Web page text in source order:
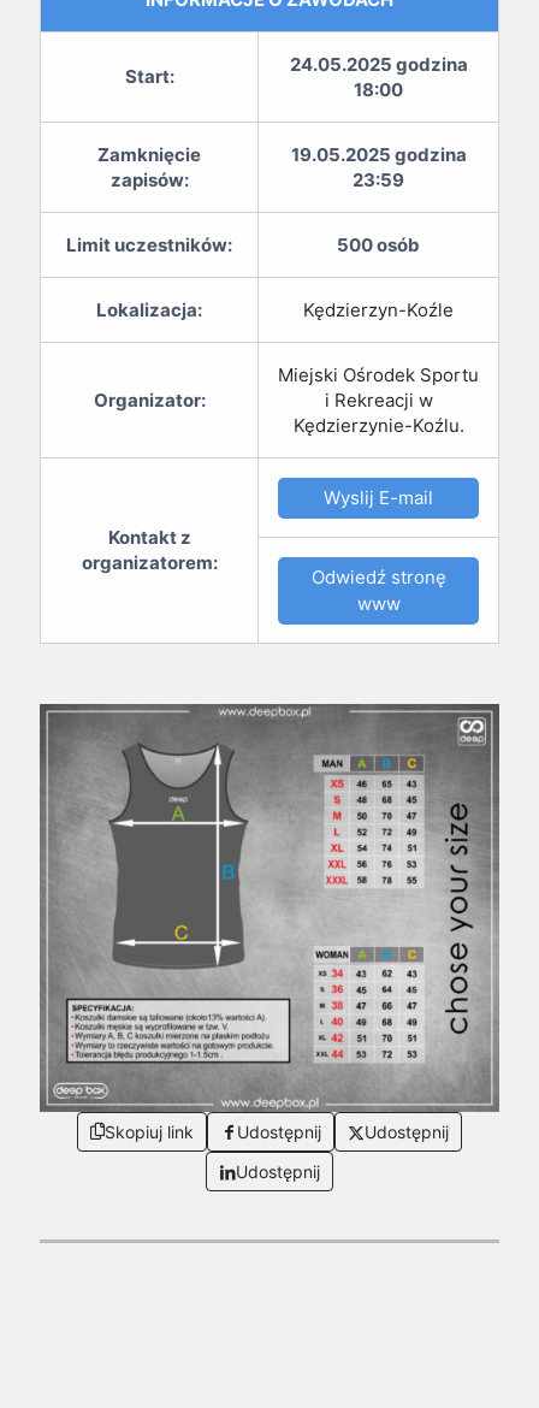
Start:
24.05.2025 godzina
18:00
Zamknięcie
zapisów:
19.05.2025 godzina
23:59
Limit uczestników: 500 osób
Lokalizacja: Kędzierzyn-Koźle
Organizator:
Miejski Ośrodek Sportu
i Rekreacji w
Kędzierzynie-Koźlu.
Kontakt z
organizatorem:
Wyslij E-mail
Odwiedź stronę
www
Skopiuj link Udostępnij
Udostępnij
Udostępnij